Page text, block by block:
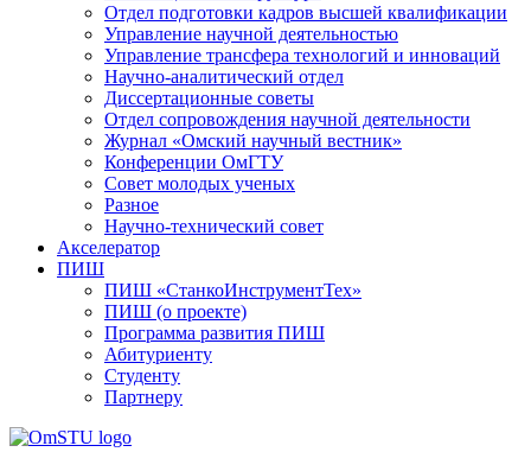
Отдел подготовки кадров высшей квалификации
Управление научной деятельностью
Управление трансфера технологий и инноваций
Научно-аналитический отдел
Диссертационные советы
Отдел сопровождения научной деятельности
Журнал «Омский научный вестник»
Конференции ОмГТУ
Совет молодых ученых
Разное
Научно-технический совет
Акселератор
ПИШ
ПИШ «СтанкоИнструментТех»
ПИШ (о проекте)
Программа развития ПИШ
Абитуриенту
Студенту
Партнеру